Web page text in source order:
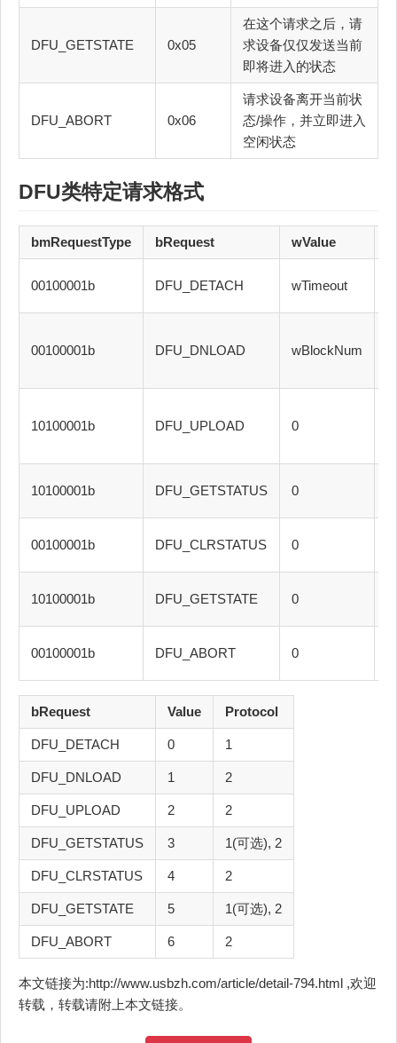
DFU_GETSTATE 0x05
在这个请求之后，请
求设备仅仅发送当前
即将进入的状态
DFU_ABORT 0x06
请求设备离开当前状
态/操作，并立即进入
空闲状态
DFU类特定请求格式
bmRequestType bRequest wValue
00100001b DFU_DETACH wTimeout
00100001b DFU_DNLOAD wBlockNum
10100001b DFU_UPLOAD 0
10100001b DFU_GETSTATUS 0
00100001b DFU_CLRSTATUS 0
10100001b DFU_GETSTATE 0
00100001b DFU_ABORT 0
bRequest Value Protocol
DFU_DETACH 0 1
DFU_DNLOAD 1 2
DFU_UPLOAD 2 2
DFU_GETSTATUS 3 1(可选), 2
DFU_CLRSTATUS 4 2
DFU_GETSTATE 5 1(可选), 2
DFU_ABORT 6 2
本文链接为:http://www.usbzh.com/article/detail-794.html ,欢迎
转载，转载请附上本文链接。